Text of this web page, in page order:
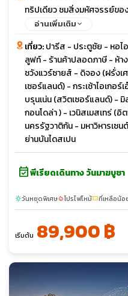
ทริปเดียว ชมสิ่งมหัศจรรย์ขอ
Express กระเช้าใหม่ล่าสุด สู่ย
อ่านเพิ่มเติม
เที่ยว:ปารีส - ประตูชัย - หอ
ลูฟท์ - ร้านค้าปลอดภาษี - ห้า
ชวังแวร์ซายส์ - ดิจอง (ฝรั่งเ
เซอร์แลนด์) - กระเช้าไอเกอร์
บรุนเน่น (สวิตเซอร์แลนด์) - มิ
กอนโดล่า ) - เวนิสเมสเทร่ (
นครรัฐวาติกัน - มหาวิหารเซ
ย่านบันไดสเปน
event_availableพีเรียดเดินทาง วันมาฆบูชา
sunnyวันหยุดพิเศษlocal_fire_departmentโปรไฟไหม้confirmation_numberที่เหลือน้อ
เริ่มต้น 89,900 ฿